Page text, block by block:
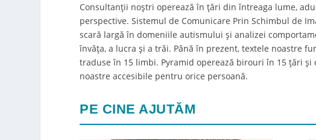
Consultanții noștri operează în țări din întreaga lume,
perspective. Sistemul de Comunicare Prin Schimbul de
scară largă în domeniile autismului și analizei
învăța, a lucra și a trăi. Până în prezent, textele noastre
traduse în 15 limbi. Pyramid operează birouri în 15 țări
noastre accesibile pentru orice persoană.
PE CINE AJUTĂM